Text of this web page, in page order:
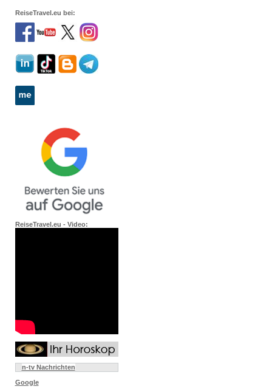
ReiseTravel.eu bei:
ReiseTravel.eu - Video:
n-tv Nachrichten
Google